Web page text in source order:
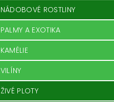
NÁDOBOVÉ ROSTLINY
PALMY A EXOTIKA
KAMÉLIE
VILÍNY
ŽIVÉ PLOTY